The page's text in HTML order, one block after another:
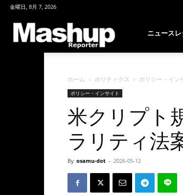
金曜日, 8月 7, 2026
ニュース
ホーム ポリティクス ポリシー・イン
ポリシー・インサイト
米クリプト
ラリティ法
By osamu-dot - 2026-05-12